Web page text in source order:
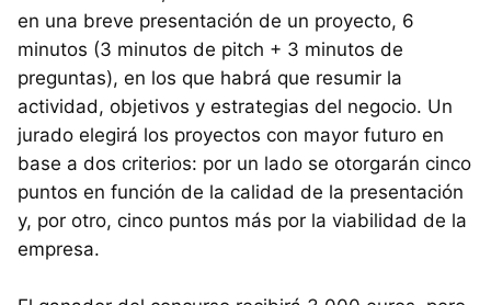
en una breve presentación de un proyecto, 6
minutos (3 minutos de pitch + 3 minutos de
preguntas), en los que habrá que resumir la
actividad, objetivos y estrategias del negocio. Un
jurado elegirá los proyectos con mayor futuro en
base a dos criterios: por un lado se otorgarán cinco
puntos en función de la calidad de la presentación
y, por otro, cinco puntos más por la viabilidad de la
empresa.